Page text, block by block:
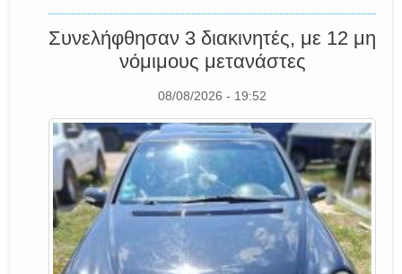
Συνελήφθησαν 3 διακινητές, με 12 μη
νόμιμους μετανάστες
08/08/2026 - 19:52